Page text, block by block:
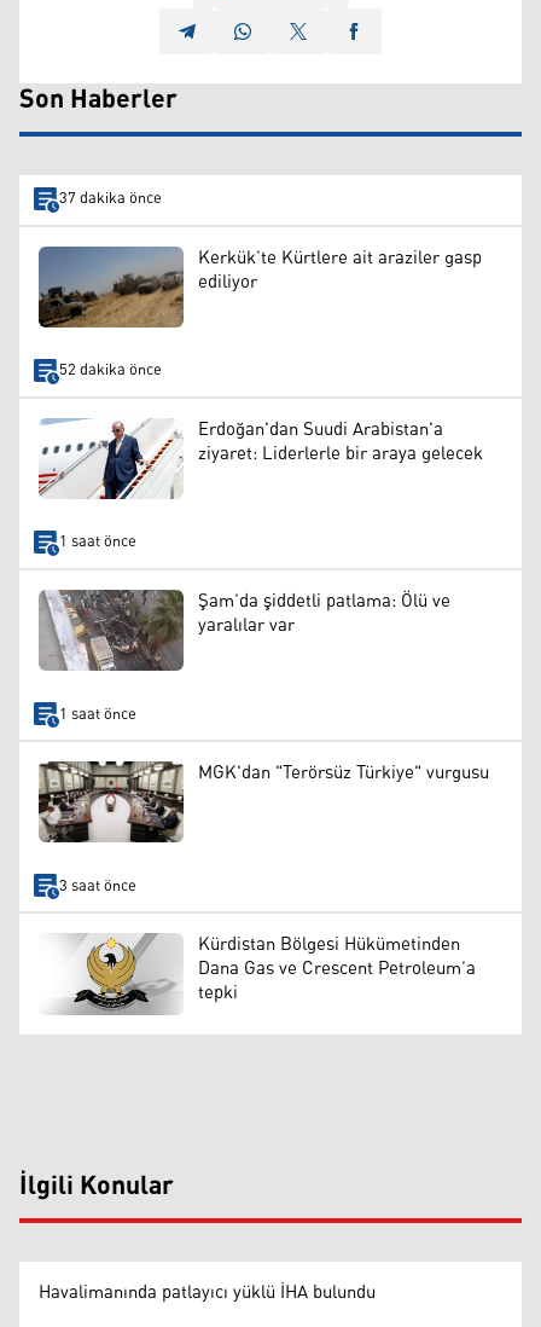
Son Haberler
37 dakika önce
Kerkük’te Kürtlere ait araziler gasp
ediliyor
52 dakika önce
Erdoğan'dan Suudi Arabistan'a
ziyaret: Liderlerle bir araya gelecek
1 saat önce
Şam’da şiddetli patlama: Ölü ve
yaralılar var
1 saat önce
MGK'dan "Terörsüz Türkiye" vurgusu
3 saat önce
Kürdistan Bölgesi Hükümetinden
Dana Gas ve Crescent Petroleum’a
tepki
İlgili Konular
Havalimanında patlayıcı yüklü İHA bulundu